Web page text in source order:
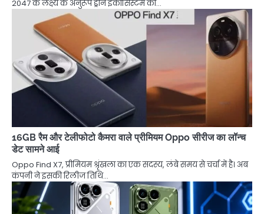
2047 के लक्ष्य के अनुरूप ड्रोन इकोसिस्टम को…
16GB रैम और टेलीफोटो कैमरा वाले प्रीमियम Oppo सीरीज का लॉन्च
डेट सामने आई
Oppo Find X7, प्रीमियम श्रृंखला का एक सदस्य, लंबे समय से चर्चा में है। अब
कंपनी ने इसकी रिलीज तिथि…